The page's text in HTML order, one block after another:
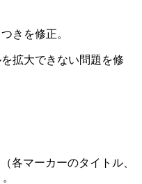
きを修正。
拡大できない問題を修
各マーカーのタイトル、